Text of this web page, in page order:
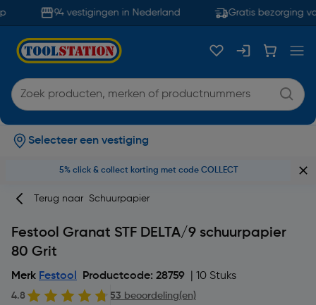
94 vestigingen in Nederland Gratis bezorging
Selecteer een vestiging
5% click & collect korting met code COLLECT
Terug naar Schuurpapier
Festool Granat STF DELTA/9 schuurpapier
80 Grit
Merk Festool Productcode: 28759 | 10 Stuks
4.8 53 beoordeling(en)